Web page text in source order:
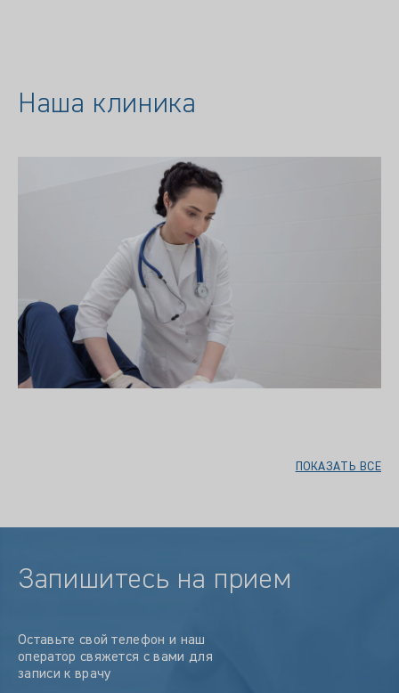
Наша клиника
ПОКАЗАТЬ ВСЕ
Запишитесь на прием
Оставьте свой телефон и наш
оператор свяжется с вами для
записи к врачу